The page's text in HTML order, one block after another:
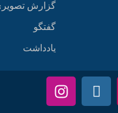
گزارش
گفتگو
یادداشت